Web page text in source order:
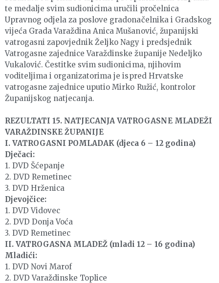
te medalje svim sudionicima uručili pročelnica
Upravnog odjela za poslove gradonačelnika i Gradskog
vijeća Grada Varaždina Anica Mušanović, županijski
vatrogasni zapovjednik Željko Nagy i predsjednik
Vatrogasne zajednice Varaždinske županije Nedeljko
Vukalović. Čestitke svim sudionicima, njihovim
voditeljima i organizatorima je ispred Hrvatske
vatrogasne zajednice uputio Mirko Ružić, kontrolor
Županijskog natjecanja.
REZULTATI 15. NATJECANJA VATROGASNE MLADEŽI
VARAŽDINSKE ŽUPANIJE
I. VATROGASNI POMLADAK (djeca 6 – 12 godina)
Dječaci:
1. DVD Šćepanje
2. DVD Remetinec
3. DVD Hrženica
Djevojčice:
1. DVD Vidovec
2. DVD Donja Voća
3. DVD Remetinec
II. VATROGASNA MLADEŽ (mladi 12 – 16 godina)
Mladići:
1. DVD Novi Marof
2. DVD Varaždinske Toplice